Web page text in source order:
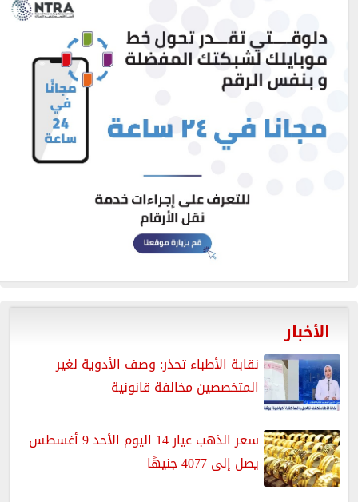
الأخبار
نقابة الأطباء تحذر: وصف الأدوية لغير
المتخصصين مخالفة قانونية
سعر الذهب عيار 14 اليوم الأحد 9 أغسطس
يصل إلى 4077 جنيهًا